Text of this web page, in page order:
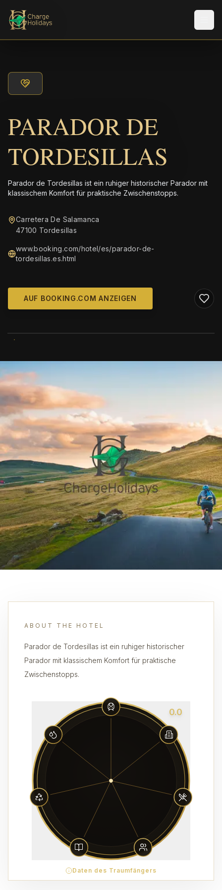
PARADOR DE
TORDESILLAS
Parador de Tordesillas ist ein ruhiger historischer Parador mit
klassischem Komfort für praktische Zwischenstopps.
Carretera De Salamanca
47100 Tordesillas
www.booking.com/hotel/es/parador-de-
tordesillas.es.html
AUF BOOKING.COM ANZEIGEN
ABOUT THE HOTEL
Parador de Tordesillas ist ein ruhiger historischer
Parador mit klassischem Komfort für praktische
Zwischenstopps.
0.0
Daten des Traumfängers